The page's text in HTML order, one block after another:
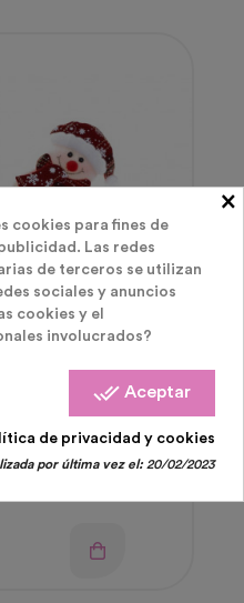
De Nieve Muelles
×
cookies para fines de
Las redes
de terceros se utilizan
sociales y anuncios
cookies y el
involucrados?
done_all Aceptar
de privacidad y cookies
por última vez el:20/02/2023